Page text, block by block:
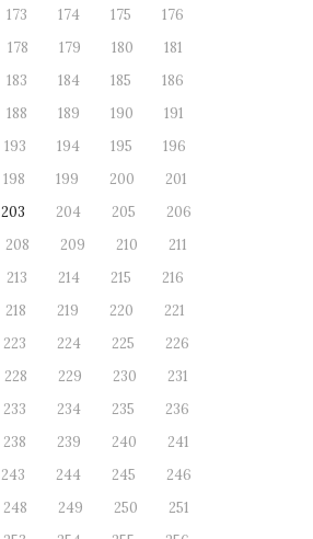
173 174 175
176
178 179 180
181
183 184 185
186
188 189 190
191
193 194 195
196
198 199 200
201
203 204 205
206
208 209 210
211
213 214 215
216
218 219 220
221
223 224 225
226
228 229 230
231
233 234 235
236
238 239 240
241
243 244 245
246
248 249 250
251